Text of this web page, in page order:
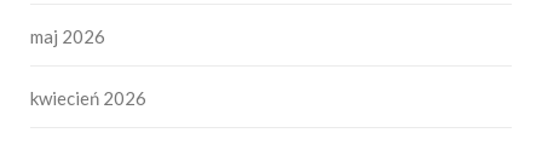
maj 2026
kwiecień 2026